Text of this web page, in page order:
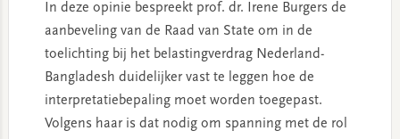
In deze opinie bespreekt prof. dr. Irene Burgers de
aanbeveling van de Raad van State om in de
toelichting bij het belastingverdrag Nederland-
Bangladesh duidelijker vast te leggen hoe de
interpretatiebepaling moet worden toegepast.
Volgens haar is dat nodig om spanning met de rol